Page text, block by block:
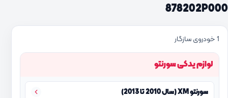
878202P000
1 خودروی سازگار
لوازم یدکی سورنتو
سورنتو XM (سال 2010 تا 2013)